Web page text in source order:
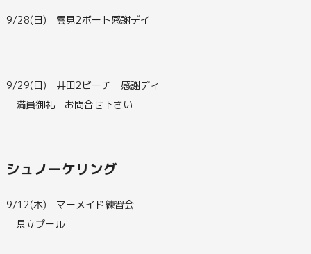
9/28(日) 雲見2ボート感謝デイ
9/29(日) 井田2ビーチ 感謝ディ
満員御礼 お問合せ下さい
シュノーケリング
9/12(木) マーメイド練習会
県立プール